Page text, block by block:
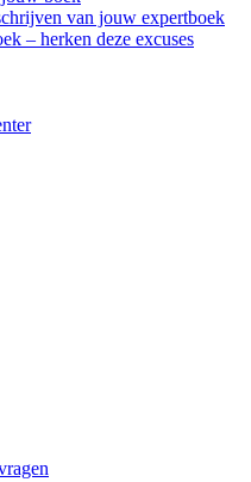
van jouw expertboek
– herken deze excuses